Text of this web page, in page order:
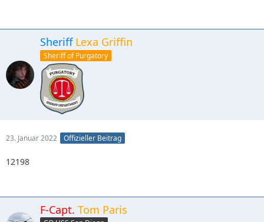
Sheriff Lexa Griffin
Sheriff of Purgatory
23. Januar 2022 Offizieller Beitrag
12198
F-Capt. Tom Paris